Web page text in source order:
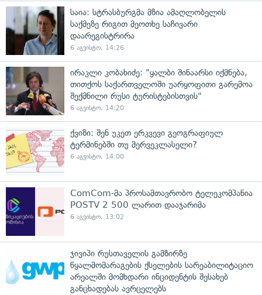
საია: სტრასბურგმა მზია ამაღლობელის
საქმეზე რიგით მეოთხე საჩივარი
დაარეგისტრირა
6 აგვისტო, 14:26
ირაკლი კობახიძე: "ყალბი შინაარსი იქმნება,
თითქოს საქართველოში უარყოფითი გარემოა
შექმნილი რუსი ტურისტებისთვის"
6 აგვისტო, 14:20
ქვიზი: შენ უკეთ ერკვევი გეოგრაფიულ
ტერმინებში თუ მერვეკლასელი?
6 აგვისტო, 14:00
ComCom-მა პროსამთავრობო ტელეკომპანია
POSTV 2 500 ლარით დააჯარიმა
6 აგვისტო, 13:02
ჯივიპი რუსთაველის გამზირზე
წყალმომარაგების ქსელების სარეაბილიტაციო
არეალში მომხდარი ინციდენტის შესახებ
განცხადებას ავრცელებს